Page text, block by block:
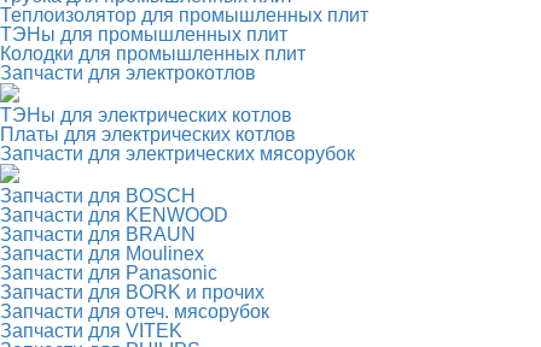
Теплоизолятор для промышленных плит
ТЭНы для промышленных плит
Колодки для промышленных плит
Запчасти для электрокотлов
ТЭНы для электрических котлов
Платы для электрических котлов
Запчасти для электрических мясорубок
Запчасти для BOSCH
Запчасти для KENWOOD
Запчасти для BRAUN
Запчасти для Moulinex
Запчасти для Panasonic
Запчасти для BORK и прочих
Запчасти для отеч. мясорубок
Запчасти для VITEK